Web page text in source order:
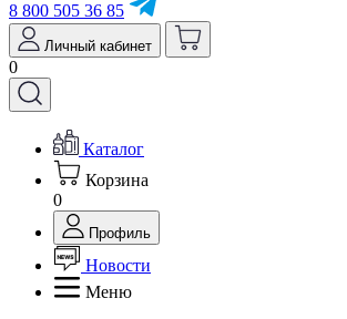
8 800 505 36 85
Личный кабинет
0
Каталог
Корзина
0
Профиль
Новости
Меню